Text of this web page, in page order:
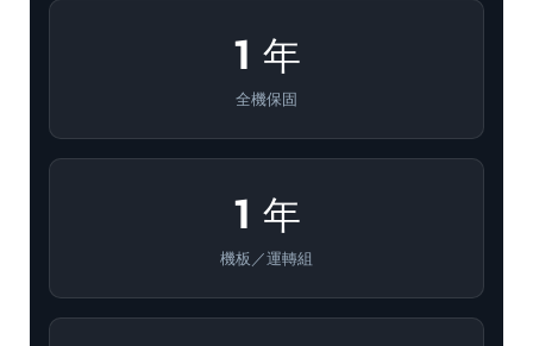
1 年
全機保固
1 年
機板／運轉組